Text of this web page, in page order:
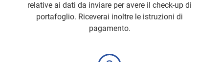
relative ai dati da inviare per avere il check-up di
portafoglio. Riceverai inoltre le istruzioni di
pagamento.